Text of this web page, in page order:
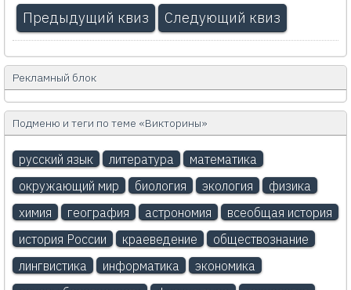
Предыдущий квиз Следующий квиз
Рекламный блок
Подменю и теги по теме «Викторины»
русский язык литература
математика
окружающий мир
биология экология
физика
химия
география астрономия
всеобщая история
история России
краеведение
обществознание
лингвистика
информатика
экономика